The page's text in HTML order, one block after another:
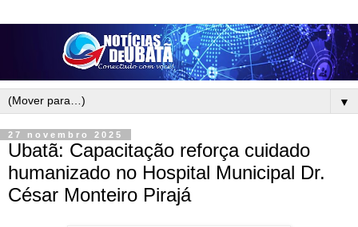
▼
27 novembro 2025
Ubatã: Capacitação reforça cuidado
humanizado no Hospital Municipal Dr.
César Monteiro Pirajá